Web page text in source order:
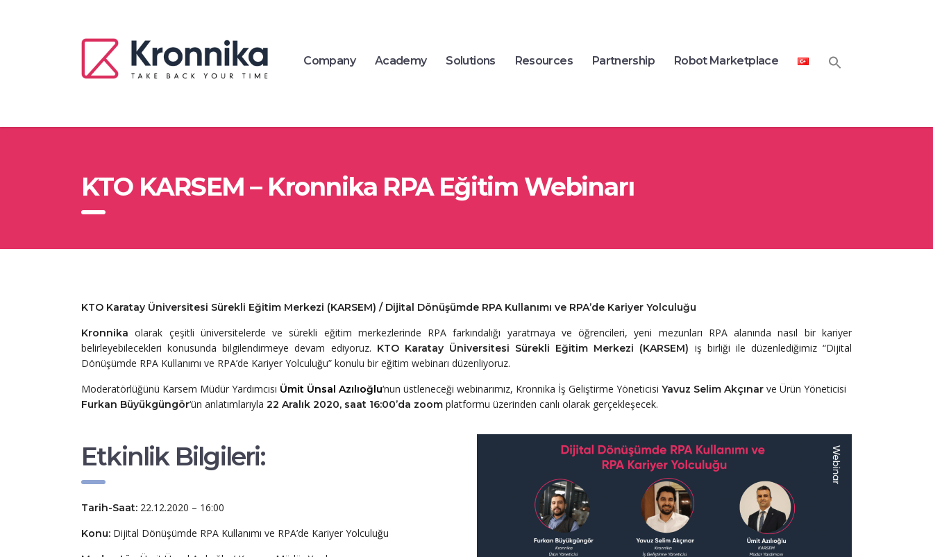
Company Academy Solutions Resources Partnership Robot Marketplace
KTO KARSEM – Kronnika RPA Eğitim Webinarı
KTO Karatay Üniversitesi Sürekli Eğitim Merkezi (KARSEM) / Dijital Dönüşümde RPA Kullanımı ve RPA’de Kariyer Yolculuğu
Kronnika olarak çeşitli üniversitelerde ve sürekli eğitim merkezlerinde RPA farkındalığı yaratmaya ve öğrencileri, yeni mezunları RPA alanında nasıl bir kariyer
belirleyebilecekleri konusunda bilgilendirmeye devam ediyoruz. KTO Karatay Üniversitesi Sürekli Eğitim Merkezi (KARSEM) iş birliği ile düzenlediğimiz “Dijital
Dönüşümde RPA Kullanımı ve RPA’de Kariyer Yolculuğu” konulu bir eğitim webinarı düzenliyoruz.
Moderatörlüğünü Karsem Müdür Yardımcısı Ümit Ünsal Azılıoğlu‘nun üstleneceği webinarımız, Kronnika İş Geliştirme Yöneticisi Yavuz Selim Akçınar ve Ürün Yöneticisi
Furkan Büyükgüngör‘ün anlatımlarıyla 22 Aralık 2020, saat 16:00’da zoom platformu üzerinden canlı olarak gerçekleşecek.
Etkinlik Bilgileri:
Tarih-Saat: 22.12.2020 – 16:00
Konu: Dijital Dönüşümde RPA Kullanımı ve RPA’de Kariyer Yolculuğu